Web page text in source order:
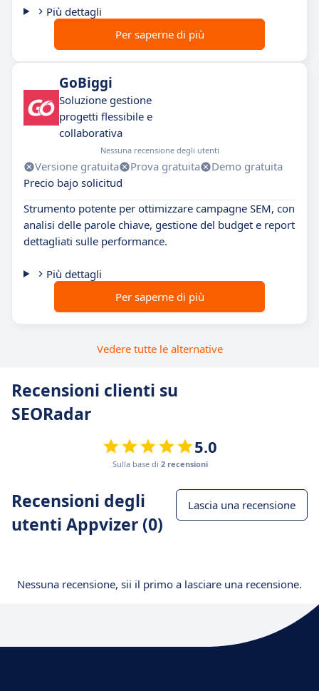
Più dettagli
Per saperne di più
GoBiggi
Soluzione gestione
progetti flessibile e
collaborativa
Nessuna recensione degli utenti
Versione gratuita Prova gratuita
Demo gratuita
Precio bajo solicitud
Strumento potente per ottimizzare campagne SEM, con
analisi delle parole chiave, gestione del budget e report
dettagliati sulle performance.
Più dettagli
Per saperne di più
Vedere tutte le alternative
Recensioni clienti su
SEORadar
5.0
Sulla base di 2 recensioni
Recensioni degli
utenti Appvizer (0)
Lascia una recensione
Nessuna recensione, sii il primo a lasciare una recensione.